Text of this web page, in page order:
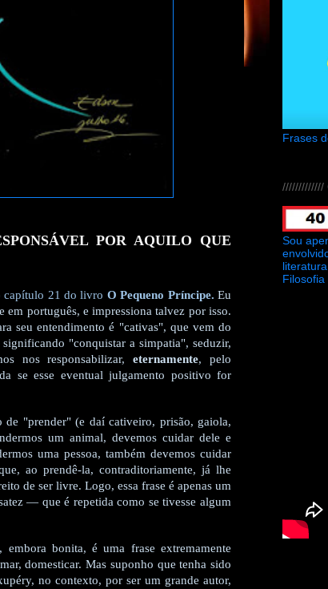
POR AQUILO QUE
capítulo 21 do livro O Pequeno Príncipe. Eu
em português, e impressiona talvez por isso.
seu entendimento é "cativas", que vem do
"conquistar a simpatia", seduzir,
nos responsabilizar,eternamente, pelo
se esse eventual julgamento positivo for
"prender" (e daí cativeiro, prisão, gaiola,
um animal, devemos cuidar dele e
uma pessoa, também devemos cuidar
ao prendê-la, contraditoriamente, já lhe
de ser livre. Logo, essa frase é apenas um
— que é repetida como se tivesse algum
bonita, é uma frase extremamente
domesticar. Mas suponho que tenha sido
no contexto, por ser um grande autor,
Frases
/////////////
Sou
Filosofia